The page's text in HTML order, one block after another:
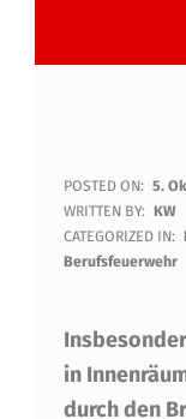
N
E
U
E
S
POSTED ON: 5.
WRITTEN BY: KW
CATEGORIZED IN:
Berufsfeuerwehr
in
durch den